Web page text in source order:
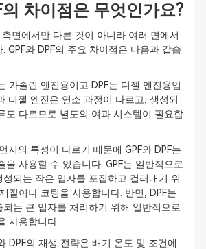
의 차이점은 무엇인가요?
측면에서만 다른 것이 아니라 여러 면에서
GPF와 DPF의 주요 차이점은 다음과 같습
가솔린 엔진용이고 DPF는 디젤 엔진용입
디젤 엔진은 연소 과정이 다르고, 생성되
도 다르므로 별도의 여과 시스템이 필요합
지의 특성이 다르기 때문에 GPF와 DPF는
을 사용할 수 있습니다. GPF는 일반적으로
되는 작은 입자를 포집하고 걸러내기 위
질이나 코팅을 사용합니다. 반면, DPF는
는 큰 입자를 처리하기 위해 일반적으로
사용합니다.
DPF의 재생 전략은 배기 온도 및 조건에